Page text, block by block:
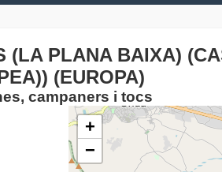
(LA PLANA BAIXA)
(EUROPA)
campaners i tocs
+
−